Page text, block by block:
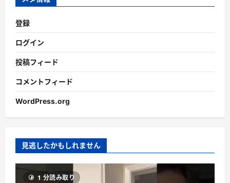
登録
ログイン
投稿フィード
コメントフィード
WordPress.org
見逃したかもしれません
1 分読み取り